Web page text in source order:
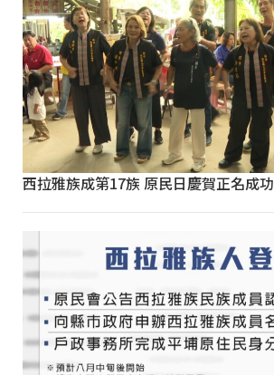
西拉雅族成第17族 原民日慶賀正名成功